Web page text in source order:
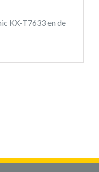
KX-T7633 en de